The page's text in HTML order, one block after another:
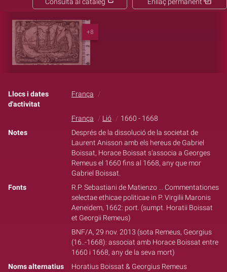
Enllaç permanent
Consulta al catàleg
+8
Llocs i dates
d'activitat
França
França Lió
1660 - 1668
Notes
Després de la dissolució de la societat de
Laurent Anisson amb els hereus de Gabriel
Boissat, Horace Boissat s'associa a Georges
Remeus el 1660 fins al 1668, any que mor
Gabriel Boissat.
Fonts
R.P. Sebastiani de Matienzo ... Commentationes
selectae ethicae politicae in P. Virgilii Maronis
Aeneidem, 1662: port. (sumpt. Horatii Boissat
et Georgii Remeus)
BNF/A, 29 nov. 2013 (sota Remeus, Georgius
(16..-1668): associat amb Horace Boissat entre
1660 i 1668, any de la seva mort)
Noms alternatius
Horatius Boissat & Georgius Remeus